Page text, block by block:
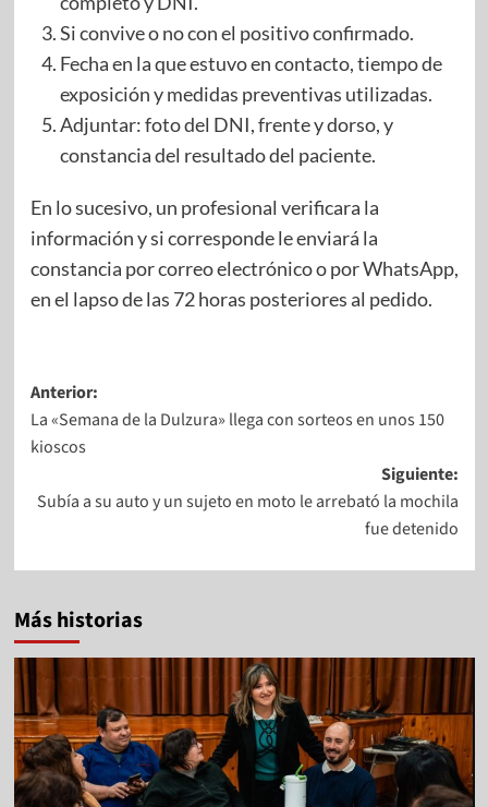
Si convive o no con el positivo confirmado.
Fecha en la que estuvo en contacto, tiempo de
exposición y medidas preventivas utilizadas.
Adjuntar: foto del DNI, frente y dorso, y
constancia del resultado del paciente.
En lo sucesivo, un profesional verificara la
información y si corresponde le enviará la
constancia por correo electrónico o por WhatsApp,
en el lapso de las 72 horas posteriores al pedido.
Anterior:
La «Semana de la Dulzura» llega con sorteos en unos 150
kioscos
Siguiente:
Subía a su auto y un sujeto en moto le arrebató la mochila
fue detenido
Más historias